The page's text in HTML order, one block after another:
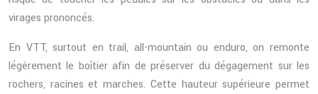
virages prononcés.
En VTT, surtout en trail, all-mountain ou enduro, on remonte
légèrement le boîtier afin de préserver du dégagement sur les
rochers, racines et marches. Cette hauteur supérieure permet